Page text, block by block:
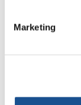
Marketing